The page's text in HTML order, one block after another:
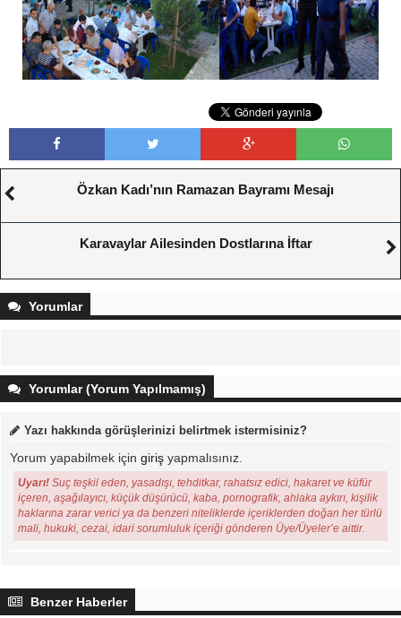
Özkan Kadı’nın Ramazan Bayramı Mesajı
Karavaylar Ailesinden Dostlarına İftar
Yorumlar
Yorumlar (Yorum Yapılmamış)
Yazı hakkında görüşlerinizi belirtmek istermisiniz?
Yorum yapabilmek için giriş yapmalısınız.
Uyarı! Suç teşkil eden, yasadışı, tehditkar, rahatsız edici, hakaret ve küfür
içeren, aşağılayıcı, küçük düşürücü, kaba, pornografik, ahlaka aykırı, kişilik
haklarına zarar verici ya da benzeri niteliklerde içeriklerden doğan her türlü
mali, hukuki, cezai, idari sorumluluk içeriği gönderen Üye/Üyeler’e aittir.
Benzer Haberler